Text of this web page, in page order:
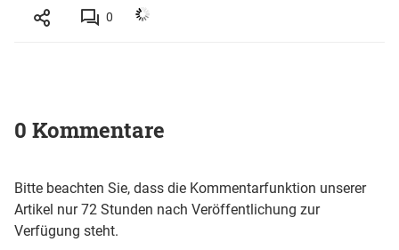
0
0 Kommentare
Bitte beachten Sie, dass die Kommentarfunktion unserer
Artikel nur 72 Stunden nach Veröffentlichung zur
Verfügung steht.